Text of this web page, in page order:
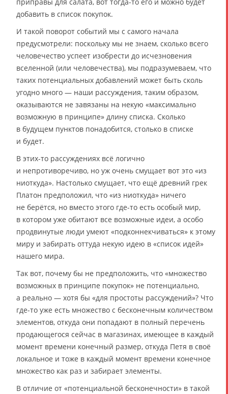
добавить в список покупок.
И такой поворот событий мы с самого начала
предусмотрели: поскольку мы не знаем, сколько всего
человечество успеет изобрести до исчезновения
вселенной (или человечества), мы подразумеваем, что
таких потенциальных добавлений может быть сколь
угодно много — наши рассуждения, таким образом,
оказываются не завязаны на некую «максимально
возможную в принципе» длину списка. Сколько
в будущем пунктов понадобится, столько в списке
и будет.
В этих-то рассуждениях всё логично
и непротиворечиво, но уж очень смущает вот это «из
ниоткуда». Настолько смущает, что ещё древний грек
Платон предположил, что «из ниоткуда» ничего
не берётся, но вместо этого где-то есть особый мир,
в котором уже обитают все возможные идеи, а особо
продвинутые люди умеют «подконнекчиваться» к этому
миру и забирать оттуда некую идею в «список идей»
нашего мира.
Так вот, почему бы не предположить, что «множество
возможных в принципе покупок» не потенциально,
а реально — хотя бы «для простоты рассуждений»? Что
где-то уже есть множество с бесконечным количеством
элементов, откуда они попадают в полный перечень
продающегося сейчас в магазинах, имеющее в каждый
момент времени конечный размер, откуда Петя в своё
локальное и тоже в каждый момент времени конечное
множество как раз и забирает элементы.
В отличие от «потенциальной бесконечности» в такой